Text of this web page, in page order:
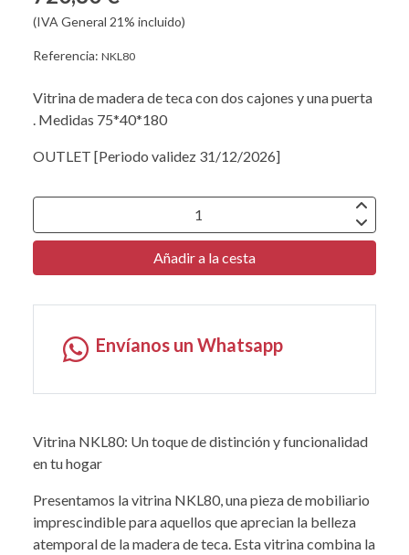
(IVA General 21% incluido)
Referencia: NKL80
Vitrina de madera de teca con dos cajones y una puerta
. Medidas 75*40*180
OUTLET [Periodo validez 31/12/2026]
Añadir a la cesta
Envíanos un Whatsapp
Vitrina NKL80: Un toque de distinción y funcionalidad
en tu hogar
Presentamos la vitrina NKL80, una pieza de mobiliario
imprescindible para aquellos que aprecian la belleza
atemporal de la madera de teca. Esta vitrina combina la